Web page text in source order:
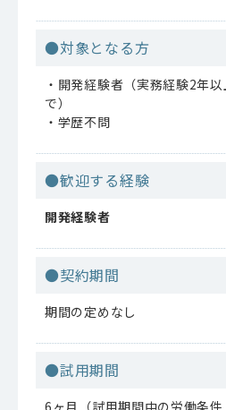
●対象となる方
・開発経験者（実務経験2年
で）
・学歴不問
●歓迎する経験
開発経験者
●契約期間
期間の定めなし
●試用期間